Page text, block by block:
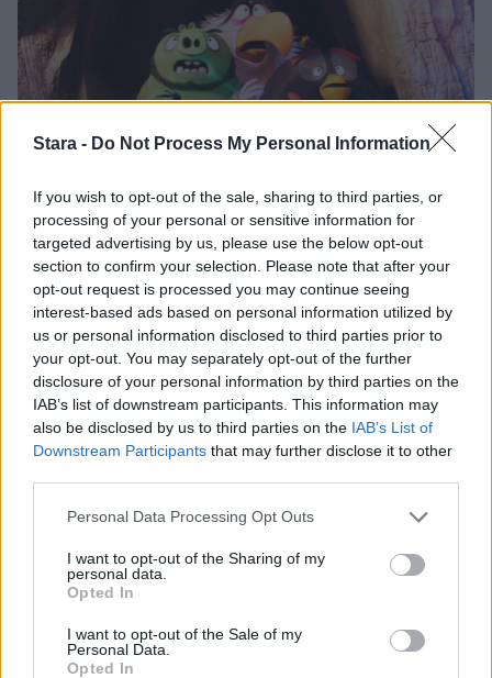
Stara - Do Not Process My Personal Information
If you wish to opt-out of the sale, sharing to third parties, or
processing of your personal or sensitive information for
targeted advertising by us, please use the below opt-out
section to confirm your selection. Please note that after your
opt-out request is processed you may continue seeing
interest-based ads based on personal information utilized by
us or personal information disclosed to third parties prior to
your opt-out. You may separately opt-out of the further
disclosure of your personal information by third parties on the
IAB’s list of downstream participants. This information may
also be disclosed by us to third parties on the IAB’s List of
Downstream Participants that may further disclose it to other
Personal Data Processing Opt Outs
I want to opt-out of the Sharing of my
personal data.
Opted In
I want to opt-out of the Sale of my
Personal Data.
Opted In
Viihdeuutiset
13.4.2025, 7:00
Angry Birds 3 -elokuva
tulossa – ensi-iltapäivä
paljastettiin
Suomalaisen Rovio Entertainmentin Angry
Birds -peleihin perustuva elokuvasarja saa
jatkoa.